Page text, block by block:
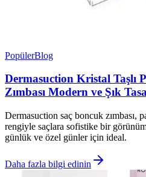
PopülerBlog
Dermasuction Kristal Taşlı
Zımbası Modern ve Şık
Dermasuction saç boncuk zımbası,
rengiyle saçlara sofistike bir
günlük ve özel günler için ideal.
Daha fazla bilgi edinin